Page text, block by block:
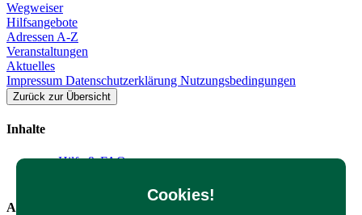
Wegweiser
Hilfsangebote
Adressen A-Z
Veranstaltungen
Aktuelles
Impressum Datenschutzerklärung Nutzungsbedingungen
Cookies!
Zurück zur Übersicht
Inhalte
Hilfe & FAQ
Allgemein